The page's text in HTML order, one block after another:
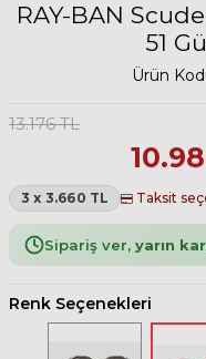
RAY-BAN
51
Ürün
13.176TL
3 x 3.660 TL Taksit
Sipariş ver, yarın
Renk Seçenekleri